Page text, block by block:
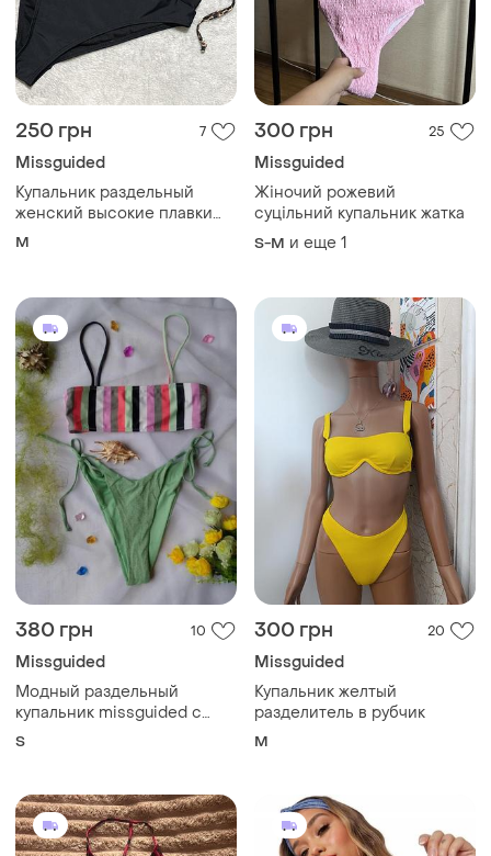
250 грн 7
Missguided
Купальник раздельный
женский высокие плавки
посадка треугольные чащки
M
300 грн 25
Missguided
Жіночий рожевий
суцільний купальник жатка
S-M и еще 1
380 грн 10
Missguided
Модный раздельный
купальник missguided с
высокими трусиками с
S
300 грн 20
Missguided
Купальник желтый
разделитель в рубчик
M